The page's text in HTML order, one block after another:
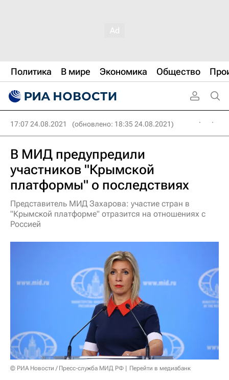
Политика В мире Экономика Общество
17:07 24.08.2021 (обновлено: 18:35 24.08.2021)
В МИД предупредили
участников "Крымской
платформы" о последствиях
Представитель МИД Захарова: участие стран в
"Крымской платформе" отразится на отношениях с
Россией
© РИА Новости / Пресс-служба МИД РФ Перейти в медиабанк